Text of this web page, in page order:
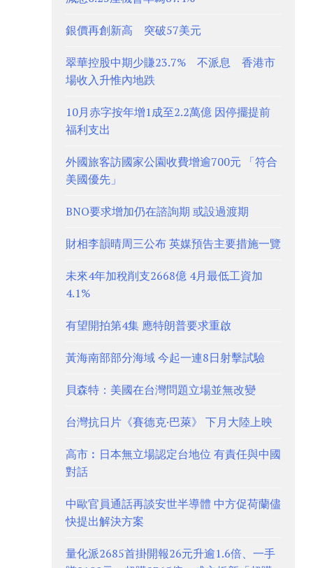
銀價再創新高 突破57美元
翠華控股中期少賺23.7% 不派息 香港市
場收入升惟內地跌
10月赤字按年增1成至2.2萬億 因停擺提前
福利支出
外國旅客訪國家公園收費增逾700元 「符合
美國優先」
BNO要求增加仍在諮詢期 或設過渡期
財相李韻晴周三公布 英媒預告主要措施一覽
未來4年加稅削支2668億 4月最低工資加
4.1%
有望開拍第4集 應特朗普要求重啟
黃海南部部分海域 今起一連8日射擊試驗
貝森特：美國在台灣問題立場並無改變
台灣抗日片《賽德克·巴萊》 下月大陸上映
高市︰日本無立場認定台地位 有責任與中國
對話
中歐官員通話再談安世半導體 中方促荷蘭儘
快提出解決方案
量化派2685首掛開報26元升逾1.6倍、一手